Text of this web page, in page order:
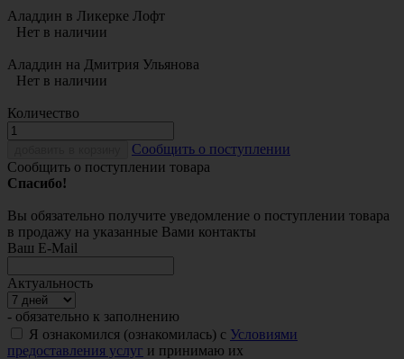
Аладдин в Ликерке Лофт
Нет в наличии
Аладдин на Дмитрия Ульянова
Нет в наличии
Количество
Cообщить о поступлении
Сообщить о поступлении товара
Спасибо!
Вы обязательно получите уведомление о поступлении товара
в продажу на указанные Вами контакты
Ваш E-Mail
Актуальность
- обязательно к заполнению
Я ознакомился (ознакомилась) с Условиями
предоставления услуг и принимаю их